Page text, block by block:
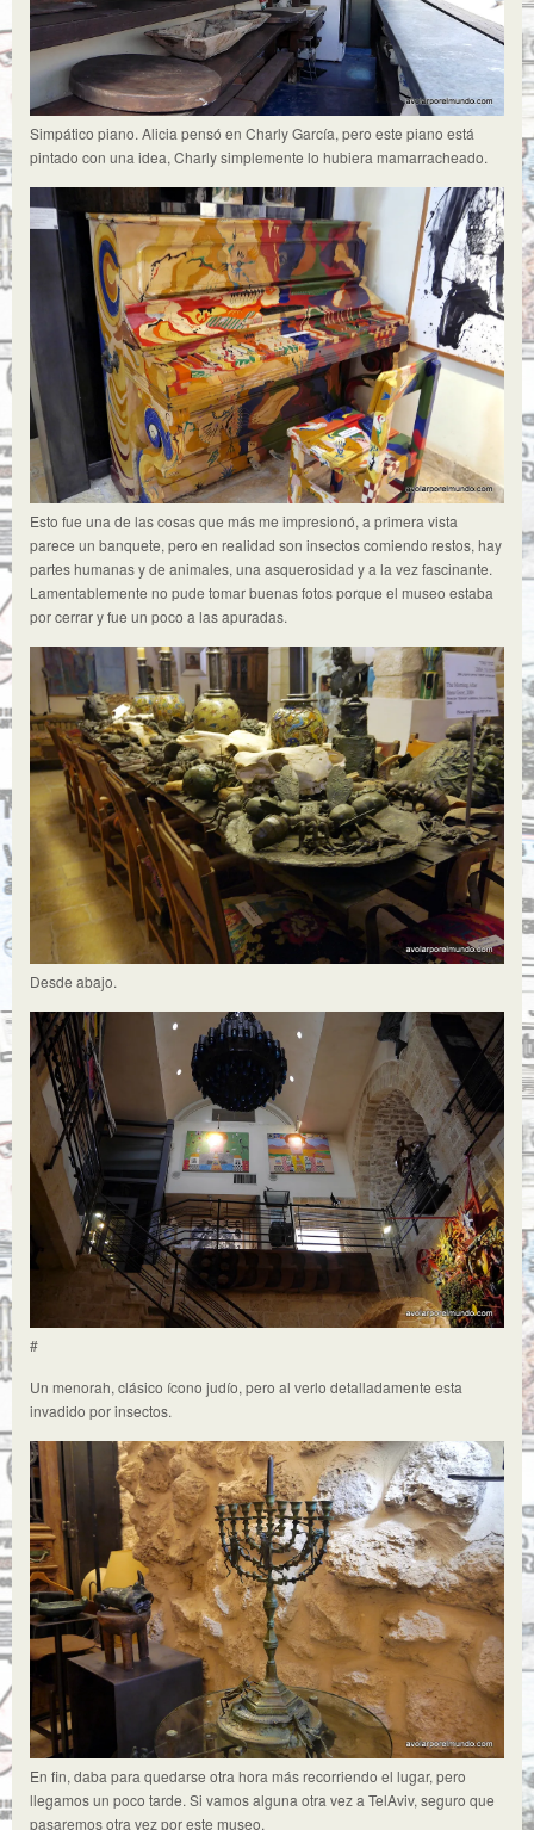
Simpático piano. Alicia pensó en Charly García, pero este piano está
pintado con una idea, Charly simplemente lo hubiera mamarracheado.
Esto fue una de las cosas que más me impresionó, a primera vista
parece un banquete, pero en realidad son insectos comiendo restos, hay
partes humanas y de animales, una asquerosidad y a la vez fascinante.
Lamentablemente no pude tomar buenas fotos porque el museo estaba
por cerrar y fue un poco a las apuradas.
Desde abajo.
#
Un menorah, clásico ícono judío, pero al verlo detalladamente esta
invadido por insectos.
En fin, daba para quedarse otra hora más recorriendo el lugar, pero
llegamos un poco tarde. Si vamos alguna otra vez a TelAviv, seguro que
pasaremos otra vez por este museo.